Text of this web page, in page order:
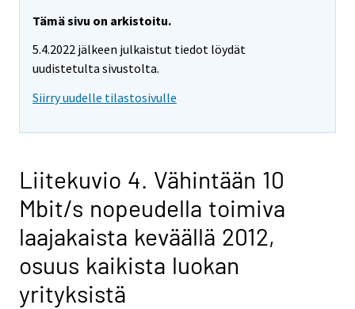
Tämä sivu on arkistoitu.
5.4.2022 jälkeen julkaistut tiedot löydät
uudistetulta sivustolta.
Siirry uudelle tilastosivulle
Liitekuvio 4. Vähintään 10
Mbit/s nopeudella toimiva
laajakaista keväällä 2012,
osuus kaikista luokan
yrityksistä